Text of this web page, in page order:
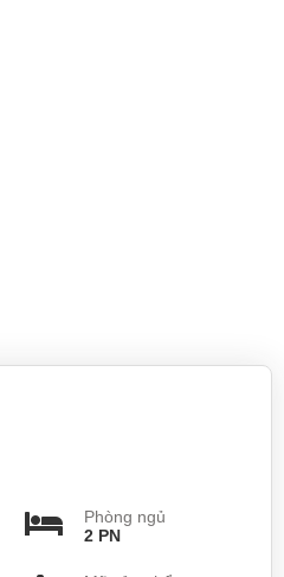
Phòng ngủ
2 PN